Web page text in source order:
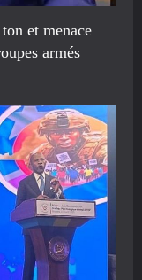
et menace
armés